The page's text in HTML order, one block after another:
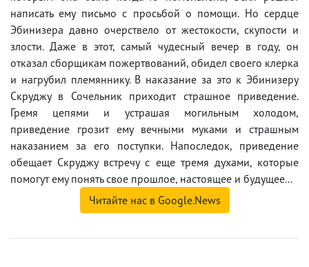
написать ему письмо с просьбой о помощи. Но сердце
Эбинизера давно очерствело от жестокости, скупости и
злости. Даже в этот, самый чудесный вечер в году, он
отказал сборщикам пожертвований, обидел своего клерка
и нагрубил племяннику. В наказание за это к Эбинизеру
Скруджу в Сочельник приходит страшное приведение.
Гремя цепями и устрашая могильным холодом,
приведение грозит ему вечными муками и страшным
наказанием за его поступки. Напоследок, приведение
обещает Скруджу встречу с еще тремя духами, которые
помогут ему понять свое прошлое, настоящее и будущее...
Читайте нас в Google.News